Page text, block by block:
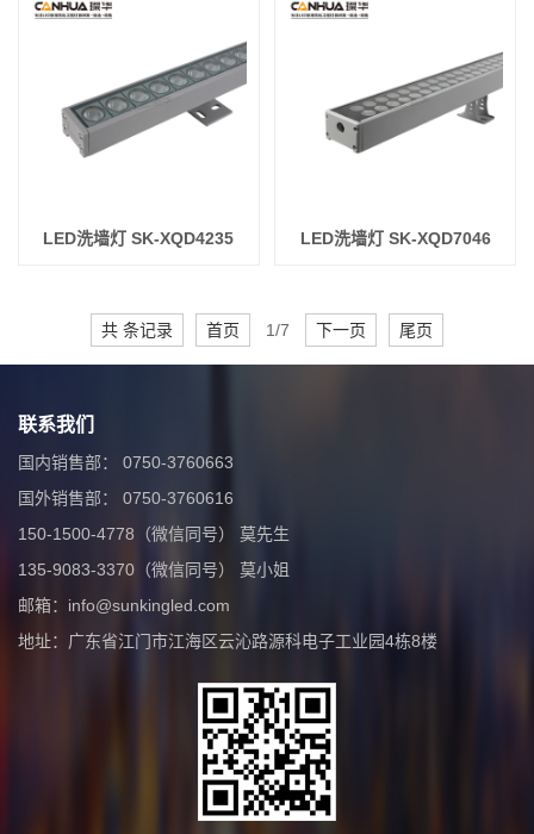
LED洗墙灯 SK-XQD4235 LED洗墙灯 SK-XQD7046
共 条记录 首页 1/7 下一页 尾页
联系我们
国内销售部： 0750-3760663
国外销售部： 0750-3760616
150-1500-4778（微信同号） 莫先生
135-9083-3370（微信同号） 莫小姐
邮箱：info@sunkingled.com
地址：广东省江门市江海区云沁路源科电子工业园4栋8楼